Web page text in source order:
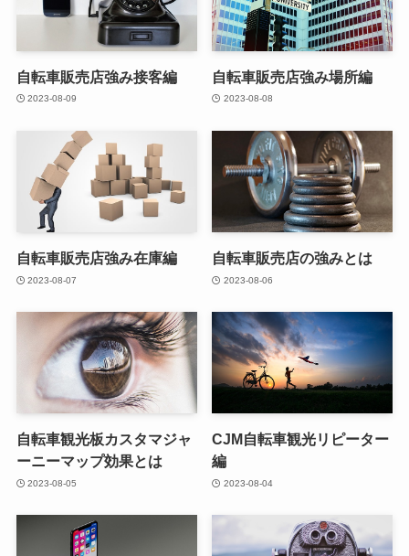
自転車販売店強み接客編
2023-08-09
自転車販売店強み場所編
2023-08-08
自転車販売店強み在庫編
2023-08-07
自転車販売店の強みとは
2023-08-06
自転車観光板カスタマジャ
ーニーマップ効果とは
2023-08-05
CJM自転車観光リピーター
編
2023-08-04